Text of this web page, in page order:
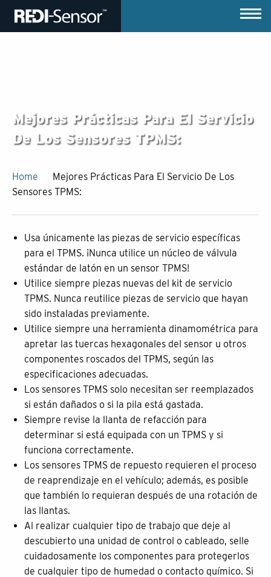
Mejores Prácticas Para El Servicio
De Los Sensores TPMS:
Home
Mejores Prácticas Para El Servicio De Los
Sensores TPMS:
Usa únicamente las piezas de servicio específicas
para el TPMS. ¡Nunca utilice un núcleo de válvula
estándar de latón en un sensor TPMS!
Utilice siempre piezas nuevas del kit de servicio
TPMS. Nunca reutilice piezas de servicio que hayan
sido instaladas previamente.
Utilice siempre una herramienta dinamométrica para
apretar las tuercas hexagonales del sensor u otros
componentes roscados del TPMS, según las
especificaciones adecuadas.
Los sensores TPMS solo necesitan ser reemplazados
si están dañados o si la pila está gastada.
Siempre revise la llanta de refacción para
determinar si está equipada con un TPMS y si
funciona correctamente.
Los sensores TPMS de repuesto requieren el proceso
de reaprendizaje en el vehículo; además, es posible
que también lo requieran después de una rotación de
las llantas.
Al realizar cualquier tipo de trabajo que deje al
descubierto una unidad de control o cableado, selle
cuidadosamente los componentes para protegerlos
de cualquier tipo de humedad o contacto químico. Si